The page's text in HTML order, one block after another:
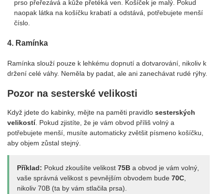
prso přeřezává a kůže přetéká ven. Košíček je malý. Pokud
naopak látka na košíčku krabatí a odstává, potřebujete menší
číslo.
4. Ramínka
Ramínka slouží pouze k lehkému dopnutí a dotvarování, nikoliv k
držení celé váhy. Neměla by padat, ale ani zanechávat rudé rýhy.
Pozor na sesterské velikosti
Když jdete do kabinky, mějte na paměti pravidlo sesterských
velikostí. Pokud zjistíte, že je vám obvod příliš volný a
potřebujete menší, musíte automaticky zvětšit písmeno košíčku,
aby objem zůstal stejný.
Příklad: Pokud zkoušíte velikost 75B a obvod je vám volný,
vaše správná velikost s pevnějším obvodem bude 70C,
nikoliv 70B (ta by vám stlačila prsa).